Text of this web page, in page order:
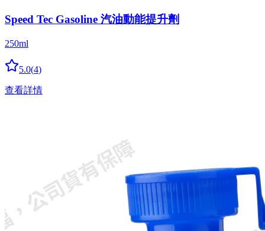
Speed Tec Gasoline 汽油動能提升劑
250ml
5.0(4)
查看詳情